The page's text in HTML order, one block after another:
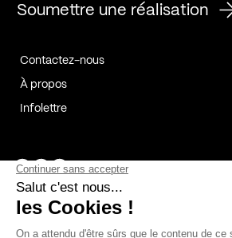
Soumettre une réalisation
Contactez-nous
À propos
Infolettre
Page Facebook de Kollectif
Page Instagram de Kollectif
Page Linkedin de Kollectif